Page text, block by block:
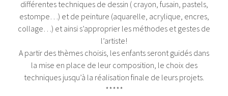
différentes techniques de dessin ( crayon, fusain, pastels,
estompe…) et de peinture (aquarelle, acrylique, encres,
collage…) et ainsi s’approprier les méthodes et gestes de
l’artiste!
A partir des thèmes choisis, les enfants seront guidés dans
la mise en place de leur composition, le choix des
techniques jusqu’à la réalisation finale de leurs projets.
*****